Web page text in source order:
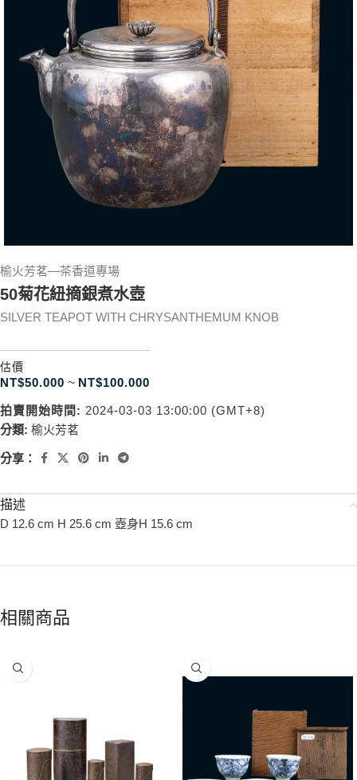
榆火芳茗—茶香道專場
50菊花紐摘銀煮水壺
SILVER TEAPOT WITH CHRYSANTHEMUM KNOB
估價
NT$50.000 ~ NT$100.000
拍賣開始時間: 2024-03-03 13:00:00 (GMT+8)
分類: 榆火芳茗
分享：
描述
D 12.6 cm H 25.6 cm 壺身H 15.6 cm
相關商品